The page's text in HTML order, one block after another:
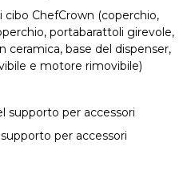
aggiungere all'app gli
potrai scoprire tutte le
senza dover andare a fare la
ricette nella app, salva le tue
gli ingredienti di cui hai
infinite ricette e ottieni
ChefCrown (coperchio,
portabarattoli girevole,
ceramica, base del dispenser,
e motore rimovibile)
supporto per accessori
per accessori